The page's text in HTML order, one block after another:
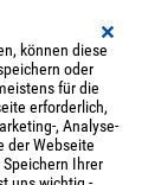
können diese
oder
für die
erforderlich,
, Analyse-
der Webseite
Ihrer